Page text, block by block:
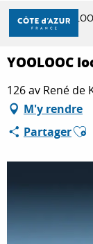
Aller
contenu
principal
À FAIRE
Accueil
YOOLOOC
126 av René de
M'y rendre
Partager